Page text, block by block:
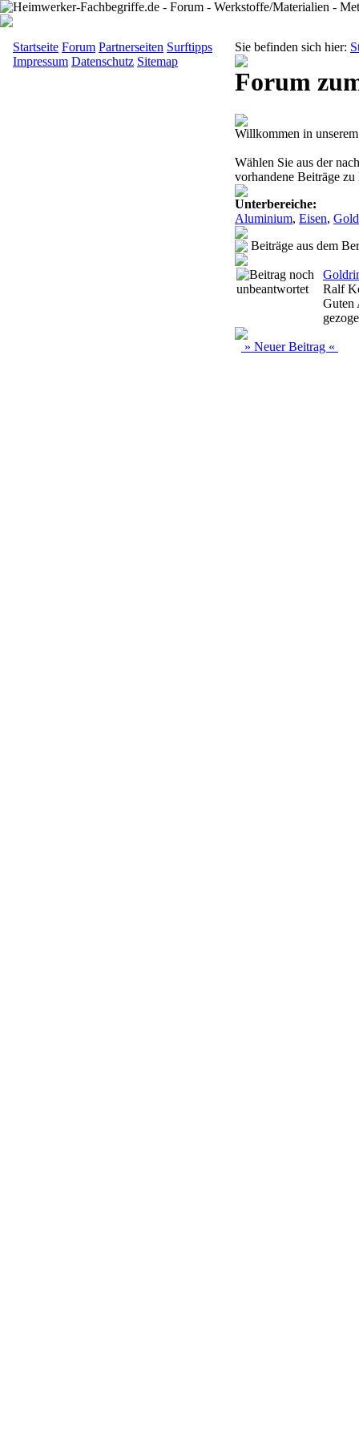
Startseite Forum Partnerseiten Surftipps
Impressum Datenschutz Sitemap
Sie befinden sich hier:
Forum
Willkommen in
Wählen Sie aus der
vorhandene Beiträge zu
Unterbereiche:
Aluminium, Eisen, Gold
Beiträge aus dem
Ralf
Guten
» Neuer Beitrag «